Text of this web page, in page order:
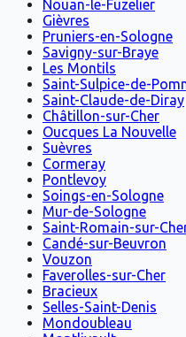
Nouan-le-Fuzelier
Gièvres
Pruniers-en-Sologne
Savigny-sur-Braye
Les Montils
Saint-Sulpice-de-
Saint-Claude-de-Diray
Châtillon-sur-Cher
Oucques La Nouvelle
Suèvres
Cormeray
Pontlevoy
Soings-en-Sologne
Mur-de-Sologne
Saint-Romain-sur-
Candé-sur-Beuvron
Vouzon
Faverolles-sur-Cher
Bracieux
Selles-Saint-Denis
Mondoubleau